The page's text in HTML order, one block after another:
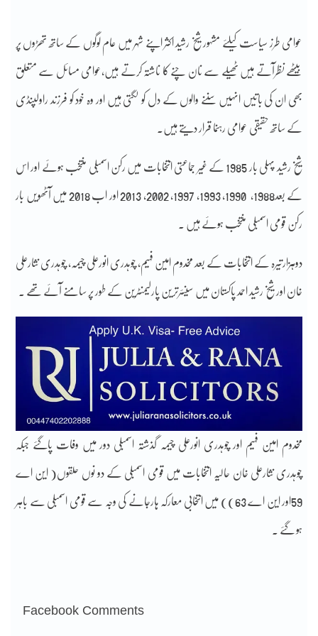
عوامی طرز سیاست کیلئے مشہور شیخ رشید اکثر اپنے شہر میں عام لوگوں کے ساتھ تھڑوں پر
بیٹھے نظرآتے ہیں ٹھیلے سے نان چنے کا ناشتہ کرتے ہیں،عوامی مسائل سے متعلق
بھی ان کی باتیں انہیں سننے والوں کے دل کو لگتی ہیں اور وہ خود کو فرزند راولپنڈی
کے ساتھ حقیقی عوامی رہنما قرار دیتے ہیں۔
شیخ رشید پہلی بار 1985 کے غیر جماعتی انتخابات میں رکن اسمبلی منتخب ہوئے اور اس
کے بعد1988، 1990، 1993، 1997، 2002، 2013 اور اب 2018 میں آٹھویں بار
رکن قومی اسمبلی منتخب ہوئے ہیں ۔
دوہزارتیرہ کے انتخابات کے بعد مخدوم امین فہیم، چوہدری انورعلی چیمہ، چوہدری نثارعلی
خان اور شیخ رشید احمد پاکستان میں سینئرترین پارلیمنٹرین کے طور پر سامنے آئے تھے ۔
مخدوم امین فہیم اور چوہدری انورعلی چیمہ گذشتہ اسمبلی دور میں وفات پاگئے جبکہ
چوہدری نثارعلی خان حالیہ انتخابات میں قومی اسمبلی کے دو نوں حلقوں( این اے
59اور این اے 63)) میں انتخابی معارکہ ہارجانے کی وجہ سے قومی اسمبلی سے باہر
ہو گئے ۔
Facebook Comments